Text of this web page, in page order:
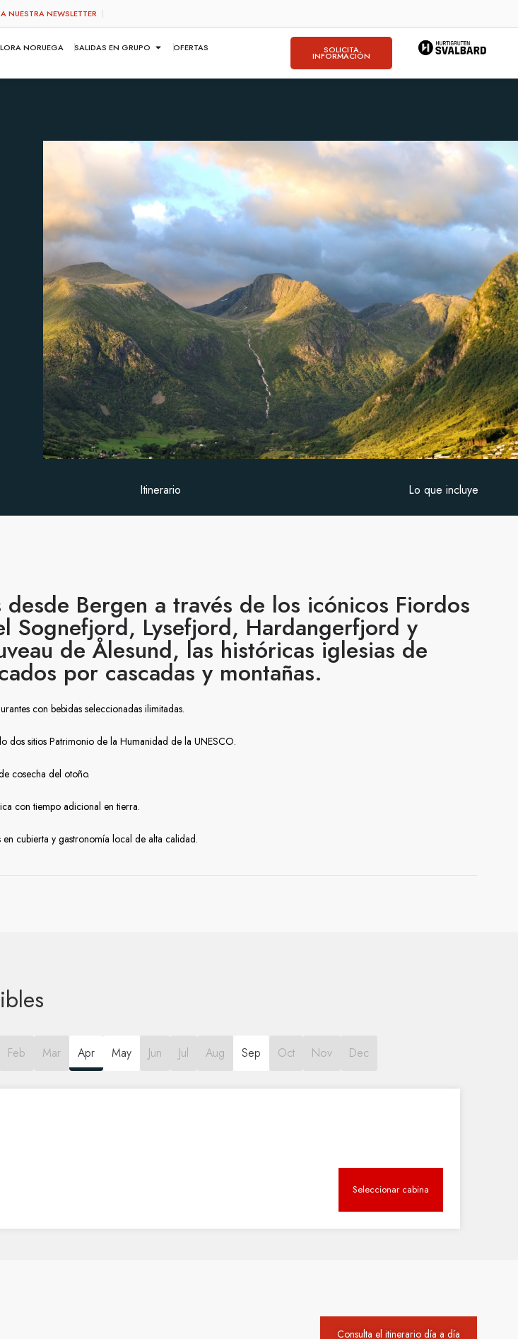
NUESTRA NEWSLETTER
NORUEGA SALIDAS EN GRUPO
OFERTAS
SOLICITA
INFORMACIÓN
Itinerario Lo que incluye
Bergen a través de los icónicos Fiordos
Sognefjord, Lysefjord, Hardangerfjord y
de Ålesund, las históricas iglesias de
por cascadas y montañas.
con bebidas seleccionadas ilimitadas.
dos sitios Patrimonio de la Humanidad de la UNESCO.
cosecha del otoño.
con tiempo adicional en tierra.
cubierta y gastronomía local de alta calidad.
Consulta el itinerario día a día